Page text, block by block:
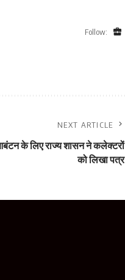
Follow:
NEXT ARTICLE
के लिए राज्य शासन ने कलेक्टरों
को लिखा पत्र